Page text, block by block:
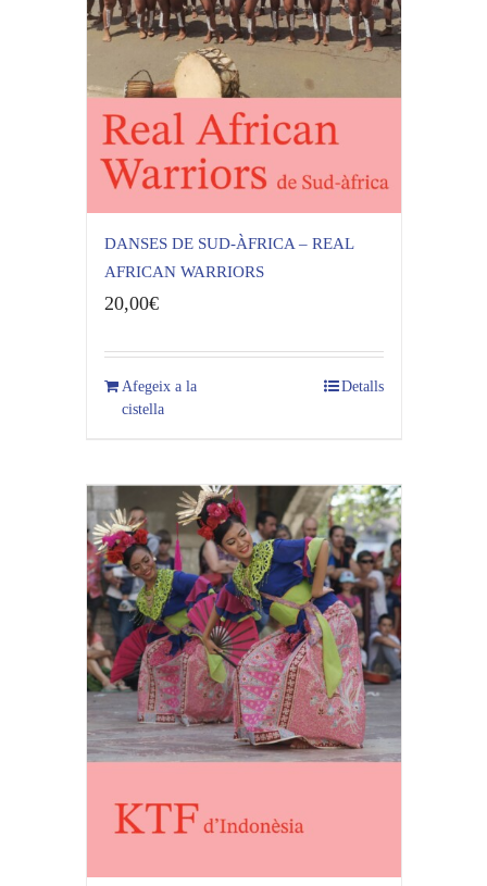
DANSES DE SUD-ÀFRICA – REAL
AFRICAN WARRIORS
20,00€
Afegeix a la
cistella
Detalls